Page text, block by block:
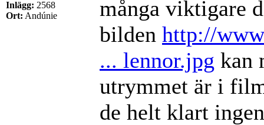
Inlägg: 2568
Ort: Andúnie
många viktigare
bilden http://
... lennor.jpg kan
utrymmet är i
de helt klart